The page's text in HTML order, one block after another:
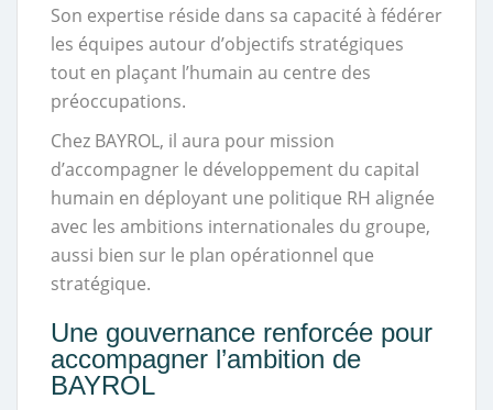
Son expertise réside dans sa capacité à fédérer
les équipes autour d’objectifs stratégiques
tout en plaçant l’humain au centre des
préoccupations.
Chez BAYROL, il aura pour mission
d’accompagner le développement du capital
humain en déployant une politique RH alignée
avec les ambitions internationales du groupe,
aussi bien sur le plan opérationnel que
stratégique.
Une gouvernance renforcée pour
accompagner l’ambition de
BAYROL